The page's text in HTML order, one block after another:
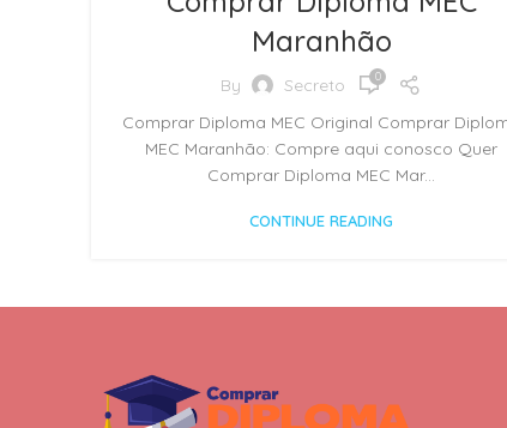
Maranhão
By Secreto 0
Comprar Diploma MEC Original Comprar
MEC Maranhão: Compre aqui conosco Quer
Comprar Diploma MEC Mar...
CONTINUE READING